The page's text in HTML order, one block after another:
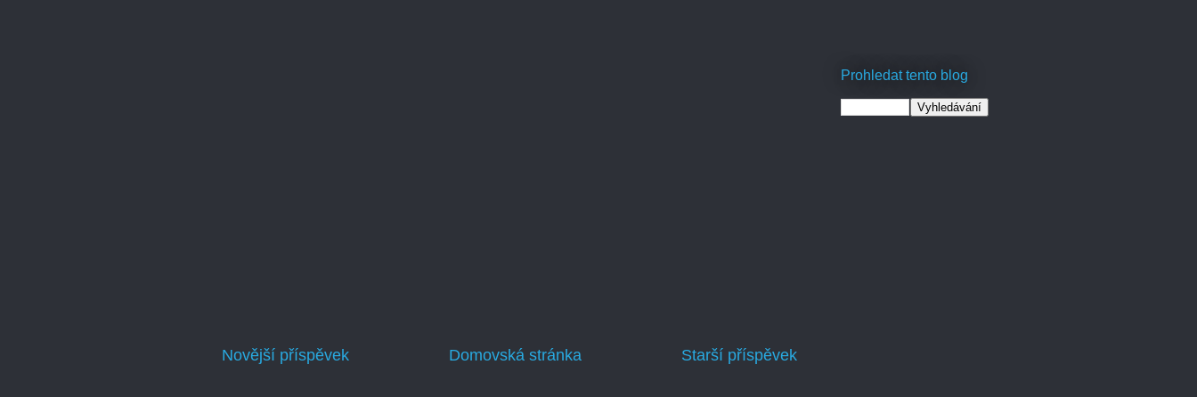
Novější příspěvek Starší příspěvek
Domovská stránka
Prohledat tento blog